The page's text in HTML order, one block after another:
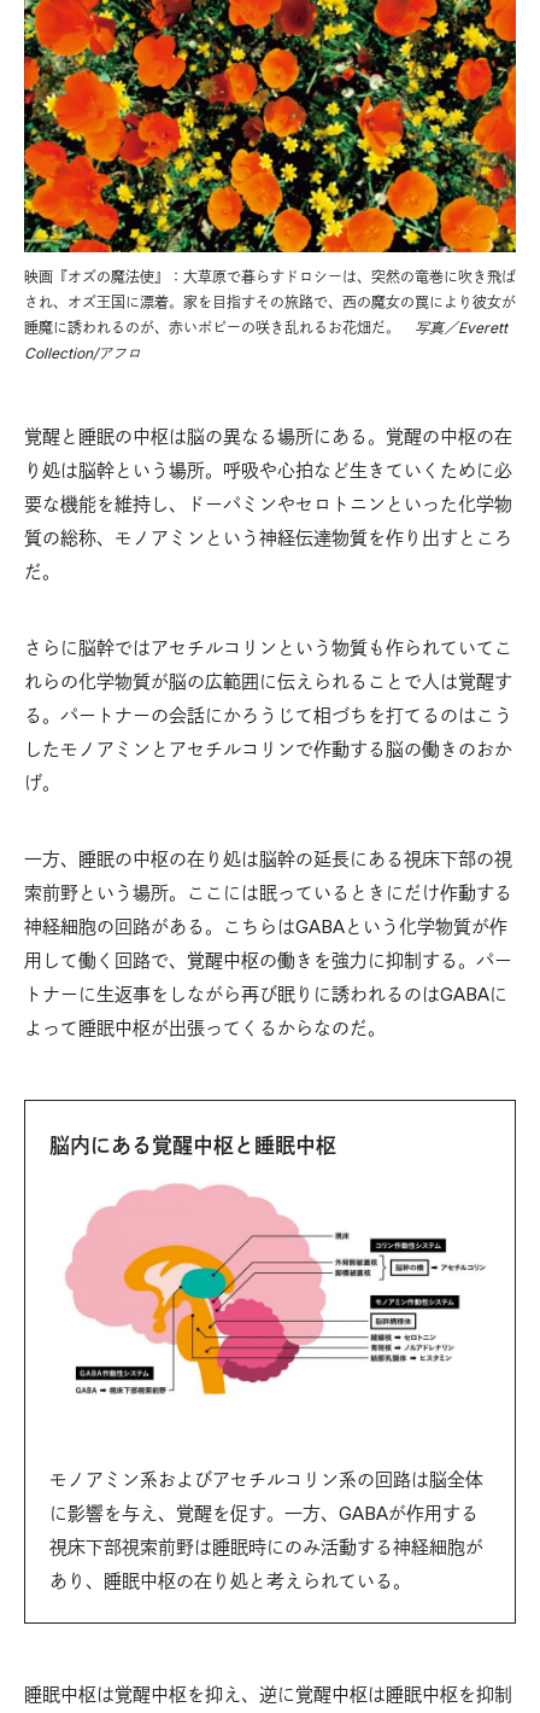
映画『オズの魔法使』：大草原で暮らすドロシーは、突然の竜巻に吹き飛ば
され、オズ王国に漂着。家を目指すその旅路で、西の魔女の罠により彼女が
睡魔に誘われるのが、赤いポピーの咲き乱れるお花畑だ。 写真／Everett
Collection/アフロ
覚醒と睡眠の中枢は脳の異なる場所にある。覚醒の中枢の在
り処は脳幹という場所。呼吸や心拍など生きていくために必
要な機能を維持し、ドーパミンやセロトニンといった化学物
質の総称、モノアミンという神経伝達物質を作り出すところ
だ。
さらに脳幹ではアセチルコリンという物質も作られていてこ
れらの化学物質が脳の広範囲に伝えられることで人は覚醒す
る。パートナーの会話にかろうじて相づちを打てるのはこう
したモノアミンとアセチルコリンで作動する脳の働きのおか
げ。
一方、睡眠の中枢の在り処は脳幹の延長にある視床下部の視
索前野という場所。ここには眠っているときにだけ作動する
神経細胞の回路がある。こちらはGABAという化学物質が作
用して働く回路で、覚醒中枢の働きを強力に抑制する。パー
トナーに生返事をしながら再び眠りに誘われるのはGABAに
よって睡眠中枢が出張ってくるからなのだ。
脳内にある覚醒中枢と睡眠中枢
モノアミン系およびアセチルコリン系の回路は脳全体
に影響を与え、覚醒を促す。一方、GABAが作用する
視床下部視索前野は睡眠時にのみ活動する神経細胞が
あり、睡眠中枢の在り処と考えられている。
睡眠中枢は覚醒中枢を抑え、逆に覚醒中枢は睡眠中枢を抑制